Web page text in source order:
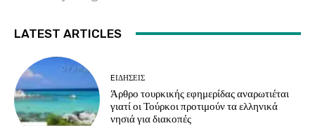
LATEST ARTICLES
EΙΔΗΣΕΙΣ
Άρθρο τουρκικής εφημερίδας αναρωτιέται
γιατί οι Τούρκοι προτιμούν τα ελληνικά
νησιά για διακοπές